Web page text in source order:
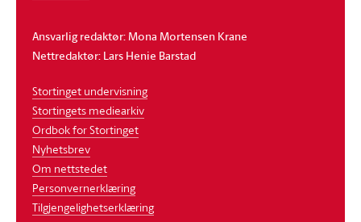
Ansvarlig redaktør: Mona Mortensen Krane
Nettredaktør: Lars Henie Barstad
Stortinget undervisning
Stortingets mediearkiv
Ordbok for Stortinget
Nyhetsbrev
Om nettstedet
Personvernerklæring
Tilgjengelighetserklæring